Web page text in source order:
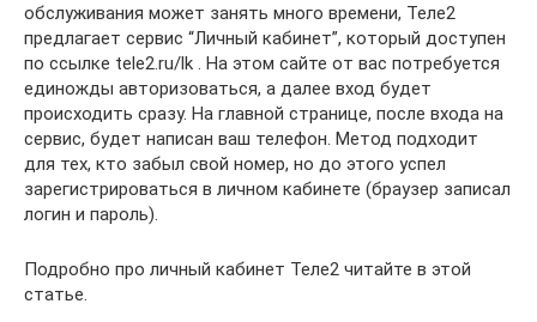
обслуживания может занять много времени, Теле2
предлагает сервис “Личный кабинет”, который доступен
по ссылке tele2.ru/lk . На этом сайте от вас потребуется
единожды авторизоваться, а далее вход будет
происходить сразу. На главной странице, после входа на
сервис, будет написан ваш телефон. Метод подходит
для тех, кто забыл свой номер, но до этого успел
зарегистрироваться в личном кабинете (браузер записал
логин и пароль).
Подробно про личный кабинет Теле2 читайте в этой
статье.